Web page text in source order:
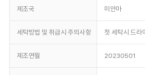
제조국 미얀마
세탁방법 및 취급시 주의사항 첫 세탁시 드라
제조연월 20230501